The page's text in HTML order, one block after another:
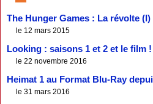
The Hunger Games : La révolte (I)
le 12 mars 2015
Looking : saisons 1 et 2 et le film !
le 22 novembre 2016
Heimat 1 au Format Blu-Ray
le 31 mars 2016